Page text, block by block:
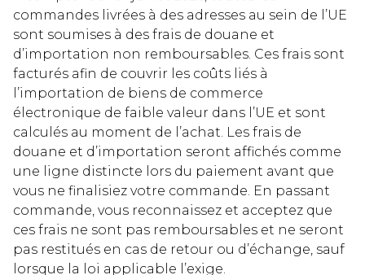
commandes livrées à des adresses au sein de l’UE
sont soumises à des frais de douane et
d’importation non remboursables. Ces frais sont
facturés afin de couvrir les coûts liés à
l’importation de biens de commerce
électronique de faible valeur dans l’UE et sont
calculés au moment de l’achat. Les frais de
douane et d’importation seront affichés comme
une ligne distincte lors du paiement avant que
vous ne finalisiez votre commande. En passant
commande, vous reconnaissez et acceptez que
ces frais ne sont pas remboursables et ne seront
pas restitués en cas de retour ou d’échange, sauf
lorsque la loi applicable l’exige.